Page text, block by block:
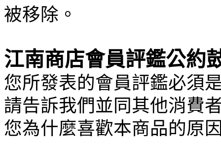
被移除。
江南商店會員評鑑公約
您所發表的會員評鑑必須
請告訴我們並同其他消費
您為什麼喜歡本商品的原